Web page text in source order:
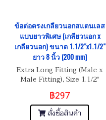
ข้อต่อตรงเกลียวนอกสแตนเลส
แบบยาวพิเศษ (เกลียวนอก x
เกลียวนอก) ขนาด 1.1/2"x1.1/2"
ยาว 8 นิ้ว (200 mm)
Extra Long Fitting (Male x
Male Fitting), Size 1.1/2"
BSPT-11 Length 8"
฿297
สั่งซื้อสินค้า